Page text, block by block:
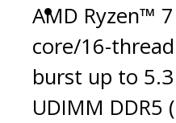
AMD Ryzen™
core/16-
burst up to
UDIMM DDR5